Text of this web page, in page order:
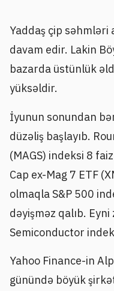
Yaddaş çip səhmləri
davam edir. Lakin
bazarda üstünlük
yüksəldir.
İyunun sonundan
düzəliş başlayıb.
(MAGS) indeksi 8
Cap ex-Mag 7 ETF
olmaqla S&P 500
dəyişməz qalıb.
Semiconductor
Yahoo Finance-in
günündə böyük